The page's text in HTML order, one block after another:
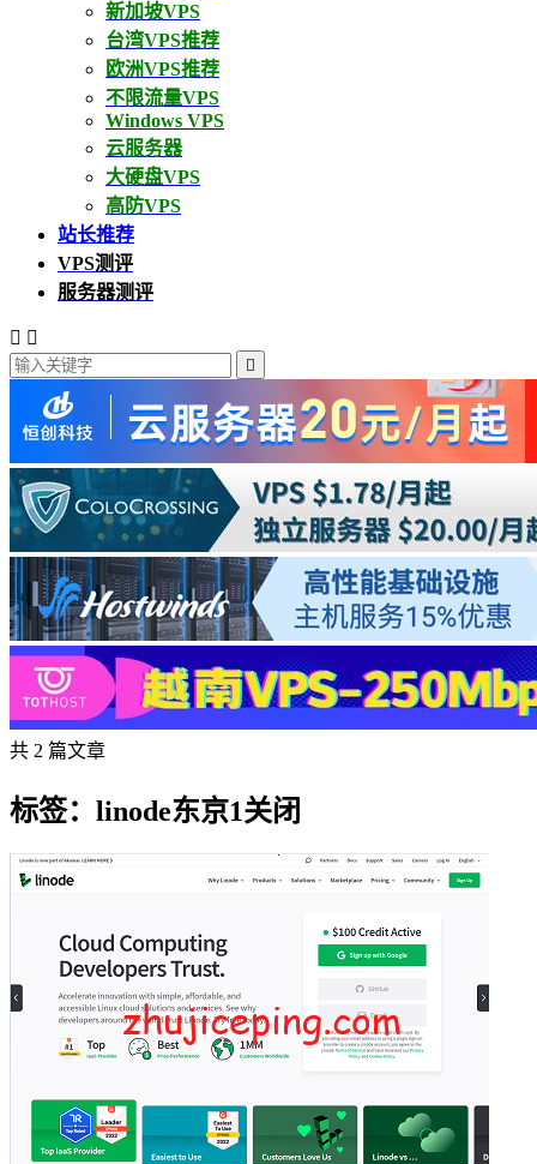
新加坡VPS
台湾VPS推荐
欧洲VPS推荐
不限流量VPS
Windows VPS
云服务器
大硬盘VPS
高防VPS
站长推荐
VPS测评
服务器测评
 

共 2 篇文章
标签：linode东京1关闭